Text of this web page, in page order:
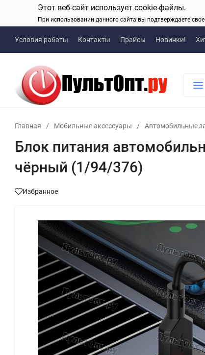
Этот веб-сайт использует cookie-файлы.
При использовании данного сайта вы подтверждаете
Условия работы Контакты Прайсы Новинки!
Главная / Мобильные аксессуары / Автомобильные
Блок питания
чёрный (1/94/376)
Избранное